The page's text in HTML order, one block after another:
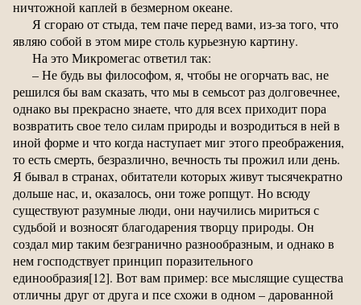
ничтожной каплей в безмерном океане.
Я сгораю от стыда, тем паче перед вами, из-за того, что
являю собой в этом мире столь курьезную картину.
На это Микромегас ответил так:
– Не будь вы философом, я, чтобы не огорчать вас, не
решился бы вам сказать, что мы в семьсот раз долговечнее,
однако вы прекрасно знаете, что для всех приходит пора
возвратить свое тело силам природы и возродиться в ней в
иной форме и что когда наступает миг этого преображения,
то есть смерть, безразлично, вечность ты прожил или день.
Я бывал в странах, обитатели которых живут тысячекратно
дольше нас, и, оказалось, они тоже ропщут. Но всюду
существуют разумные люди, они научились мириться с
судьбой и возносят благодарения творцу природы. Он
создал мир таким безгранично разнообразным, и однако в
нем господствует принцип поразительного
единообразия[12]. Вот вам пример: все мыслящие существа
отличны друг от друга и псе схожи в одном – дарованной